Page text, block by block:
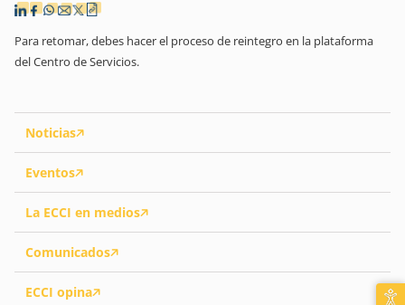
Noticias
Eventos
La ECCI en medios
Comunicados
ECCI opina
Para retomar, debes hacer el proceso de reintegro en la plataforma
del Centro de Servicios.